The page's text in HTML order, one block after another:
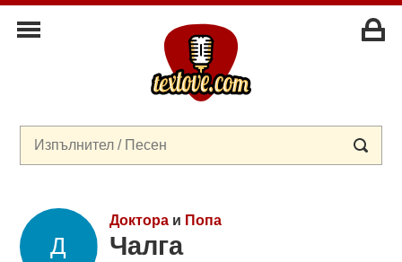
Доктораи Попа
Чалга